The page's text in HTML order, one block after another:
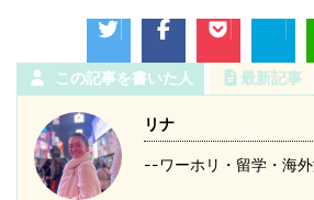
この記事を書いた人 最新記事
リナ
--ワーホリ・留学・海